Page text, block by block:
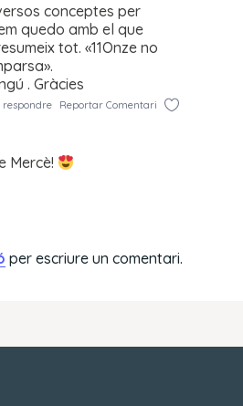
conceptes per
quedo amb el que
tot. «11Onze no
. Gràcies
respondre Reportar Comentari
Mercè!
per escriure un comentari.